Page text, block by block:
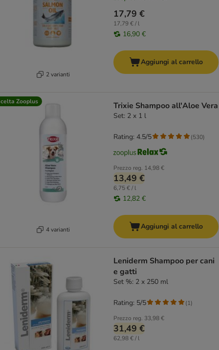
2 varianti
17,79 €
17,79 € / l
16,90 €
Aggiungi al carrello
Zooplus
4 varianti
Trixie Shampoo all'Aloe Vera
Set: 2 x 1 l
Prezzo reg. 14,98 €
13,49 €
6,75 € / l
12,82 €
Rating: 4.5/5 (530)
Aggiungi al carrello
Leniderm Shampoo per cani
e gatti
Set %: 2 x 250 ml
Prezzo reg. 33,98 €
31,49 €
62,98 € / l
Rating: 5/5 (1)